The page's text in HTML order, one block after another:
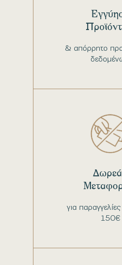
& απόρρητο
για
150€